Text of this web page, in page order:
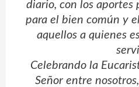
diario, con los aportes
para el bien común y
aquellos a quienes
Celebrando la
Señor entre